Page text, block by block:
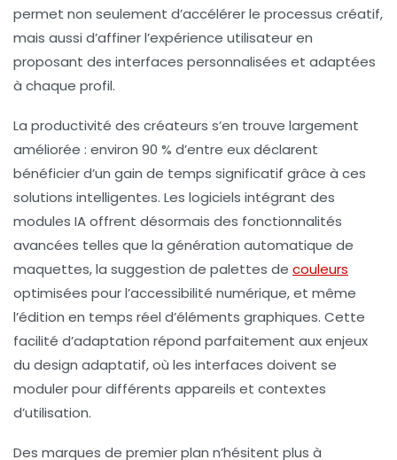
permet non seulement d’accélérer le processus créatif,
mais aussi d’affiner l’expérience utilisateur en
proposant des interfaces personnalisées et adaptées
à chaque profil.
La productivité des créateurs s’en trouve largement
améliorée : environ 90 % d’entre eux déclarent
bénéficier d’un gain de temps significatif grâce à ces
solutions intelligentes. Les logiciels intégrant des
modules IA offrent désormais des fonctionnalités
avancées telles que la génération automatique de
maquettes, la suggestion de palettes de couleurs
optimisées pour l’accessibilité numérique, et même
l’édition en temps réel d’éléments graphiques. Cette
facilité d’adaptation répond parfaitement aux enjeux
du design adaptatif, où les interfaces doivent se
moduler pour différents appareils et contextes
d’utilisation.
Des marques de premier plan n’hésitent plus à